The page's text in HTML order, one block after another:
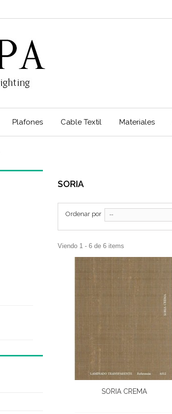
Plafones Cable Textil Materiales
SORIA
Ordenar por --
Viendo 1 - 6 de 6 items
SORIA CREMA